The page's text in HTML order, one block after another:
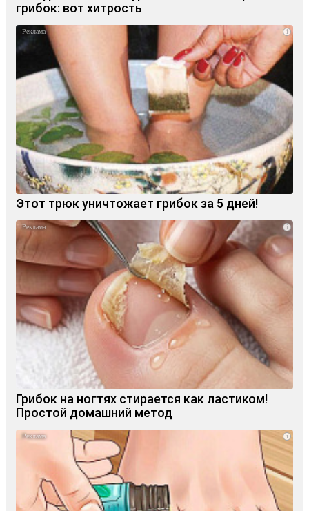
грибок: вот хитрость
i
Этот трюк уничтожает грибок за 5 дней!
i
Грибок на ногтях стирается как ластиком!
Простой домашний метод
i